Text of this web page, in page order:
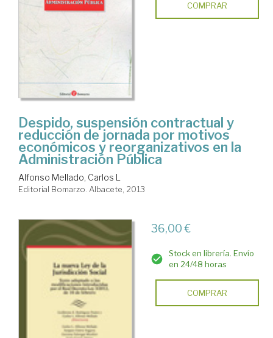
COMPRAR
Despido, suspensión contractual y
reducción de jornada por motivos
económicos y reorganizativos en la
Administración Pública
Alfonso Mellado, Carlos L
Editorial Bomarzo. Albacete, 2013
36,00 €
Stock en librería. Envío
en 24/48 horas
COMPRAR